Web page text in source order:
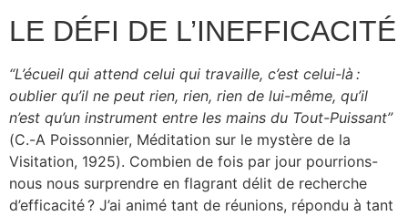
LE DÉFI DE L’INEFFICACITÉ
“L’écueil qui attend celui qui travaille, c’est celui-là :
oublier qu’il ne peut rien, rien, rien de lui-même, qu’il
n’est qu’un instrument entre les mains du Tout-Puissant”
(C.-A Poissonnier, Méditation sur le mystère de la
Visitation, 1925). Combien de fois par jour pourrions-
nous nous surprendre en flagrant délit de recherche
d’efficacité ? J’ai animé tant de réunions, répondu à tant